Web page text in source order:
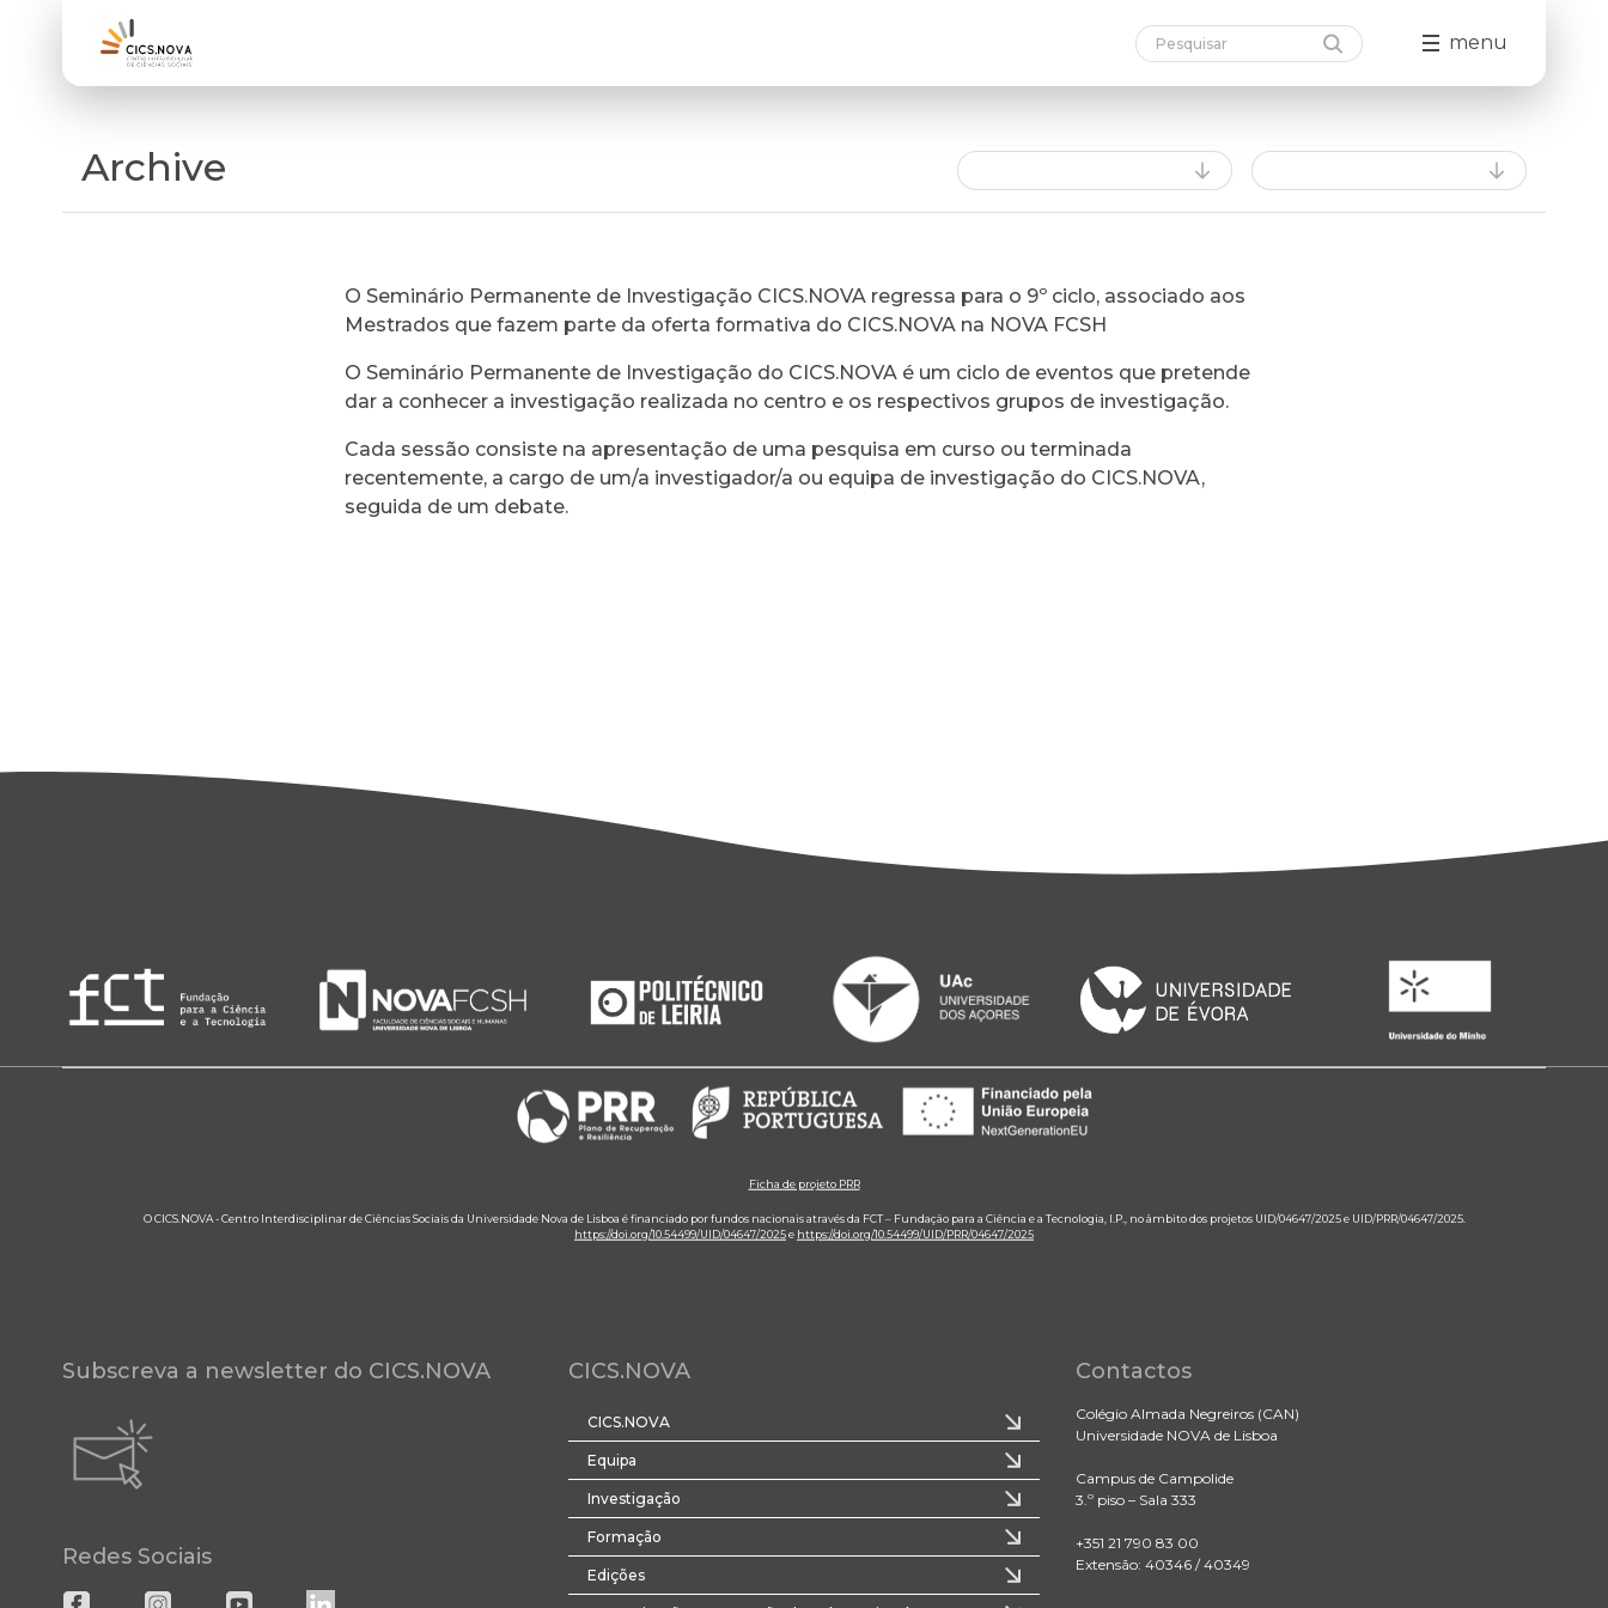
menu
Archive
O Seminário Permanente de Investigação CICS.NOVA regressa para o 9º ciclo, associado aos
Mestrados que fazem parte da oferta formativa do CICS.NOVA na NOVA FCSH
O Seminário Permanente de Investigação do CICS.NOVA é um ciclo de eventos que pretende
dar a conhecer a investigação realizada no centro e os respectivos grupos de investigação.
Cada sessão consiste na apresentação de uma pesquisa em curso ou terminada
recentemente, a cargo de um/a investigador/a ou equipa de investigação do CICS.NOVA,
seguida de um debate.
Ficha de projeto PRR
O CICS.NOVA - Centro Interdisciplinar de Ciências Sociais da Universidade Nova de Lisboa é financiado por fundos nacionais através da FCT – Fundação para a Ciência e a Tecnologia, I.P., no âmbito dos projetos UID/04647/2025 e UID/PRR/04647/2025.
https://doi.org/10.54499/UID/04647/2025e https://doi.org/10.54499/UID/PRR/04647/2025
Subscreva a newsletter do CICS.NOVA
Redes Sociais
CICS.NOVA
CICS.NOVA
Equipa
Investigação
Formação
Edições
Contactos
Colégio Almada Negreiros (CAN)
Universidade NOVA de Lisboa
Campus de Campolide
3.º piso – Sala 333
+351 21 790 83 00
Extensão: 40346 / 40349